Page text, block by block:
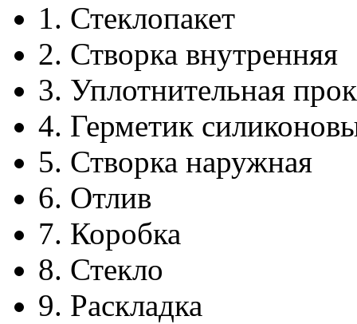
1. Стеклопакет
2. Створка внутренняя
3. Уплотнительная
4. Герметик
5. Створка наружная
6. Отлив
7. Коробка
8. Стекло
9. Раскладка